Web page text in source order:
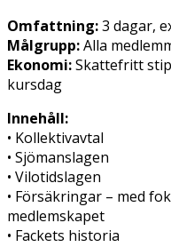
Omfattning:3 dagar,
Målgrupp:Alla
Ekonomi:Skattefritt
kursdag
Innehåll:
• Kollektivavtal
• Sjömanslagen
• Vilotidslagen
• Försäkringar – med
medlemskapet
• Fackets historia